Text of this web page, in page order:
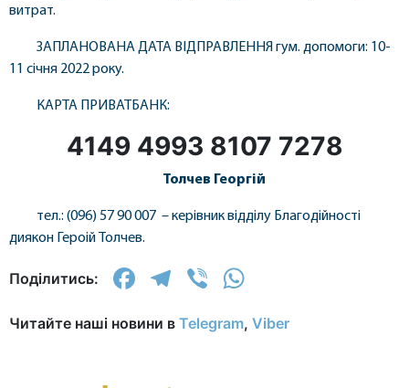
витрат.
ЗАПЛАНОВАНА ДАТА ВІДПРАВЛЕННЯ гум. допомоги: 10-
11 січня 2022 року.
КАРТА ПРИВАТБАНК:
4149 4993 8107 7278
Толчев Георгій
тел.: (096) 57 90 007 – керівник відділу Благодійності
диякон Героій Толчев.
Поділитись: Facebook
Telegram
Viber
Читайте наші новини в Telegram, Viber